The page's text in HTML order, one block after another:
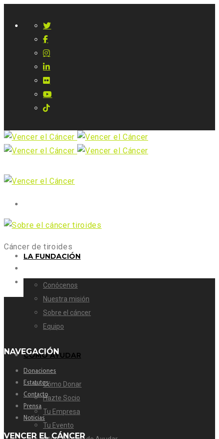
LA FUNDACIÓN
Conócenos
Nuestra misión
Sobre el cáncer
Equipo
CÓMO AYUDAR
Cómo Donar
Hazte Socio
Tu Empresa
Tu Evento
Cáncer de tiroides
NAVEGACIÓN
Donaciones
Estatutos
Contacto
Prensa
Noticias
VENCER EL CÁNCER